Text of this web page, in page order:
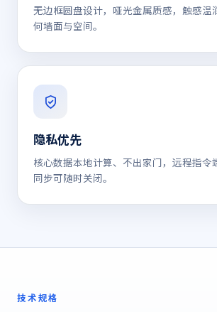
无边框圆盘设计，哑光金属质感，触感温
何墙面与空间。
隐私优先
核心数据本地计算、不出家门，远程指令
同步可随时关闭。
技术规格